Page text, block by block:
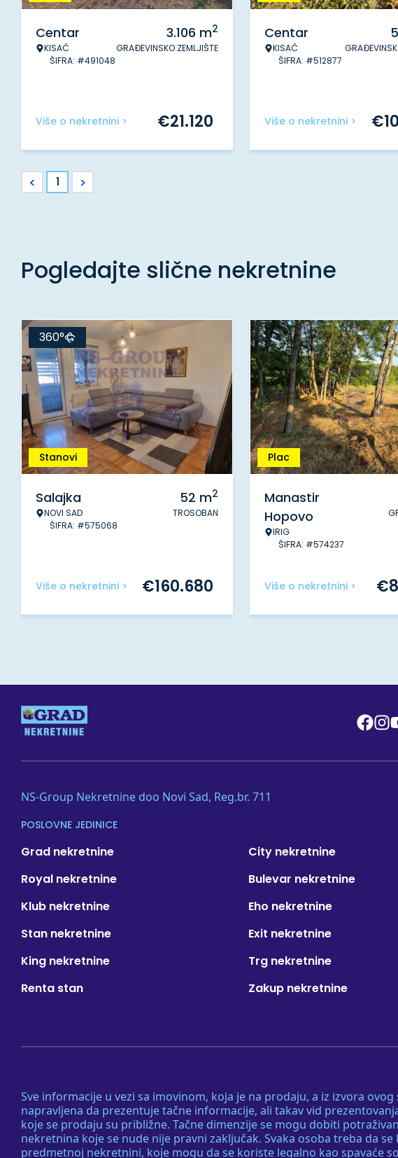
Centar
KISAČ
ŠIFRA: #491048
3.106 m2
GRAĐEVINSKO ZEMLJIŠTE
Više o nekretnini > €21.120
Centar
KISAČ
ŠIFRA: #512877
Više o nekretnini > €
< 1 >
Pogledajte slične nekretnine
Stanovi
360°
Salajka
NOVI SAD
ŠIFRA: #575068
52 m2
TROSOBAN
Više o nekretnini > €160.680
Plac
Manastir
Hopovo
IRIG
ŠIFRA: #574237
Više o nekretnini > €
Sve informacije u vezi sa imovinom, koja je na prodaju, a iz izvora
napravljena da prezentuje tačne informacije, ali takav vid
koje se prodaju su približne. Tačne dimenzije se mogu dobiti
nekretnina koje se nude nije pravni zaključak. Svaka osoba treba da
predmetnoj nekretnini, koje mogu da se koriste legalno kao spavaće
NS-Group Nekretnine doo Novi Sad, Reg.br. 711
POSLOVNE JEDINICE
Grad nekretnine City nekretnine
Royal nekretnine
Bulevar nekretnine
Klub nekretnine
Eho nekretnine
Stan nekretnine
Exit nekretnine
King nekretnine
Trg nekretnine
Renta stan
Zakup nekretnine